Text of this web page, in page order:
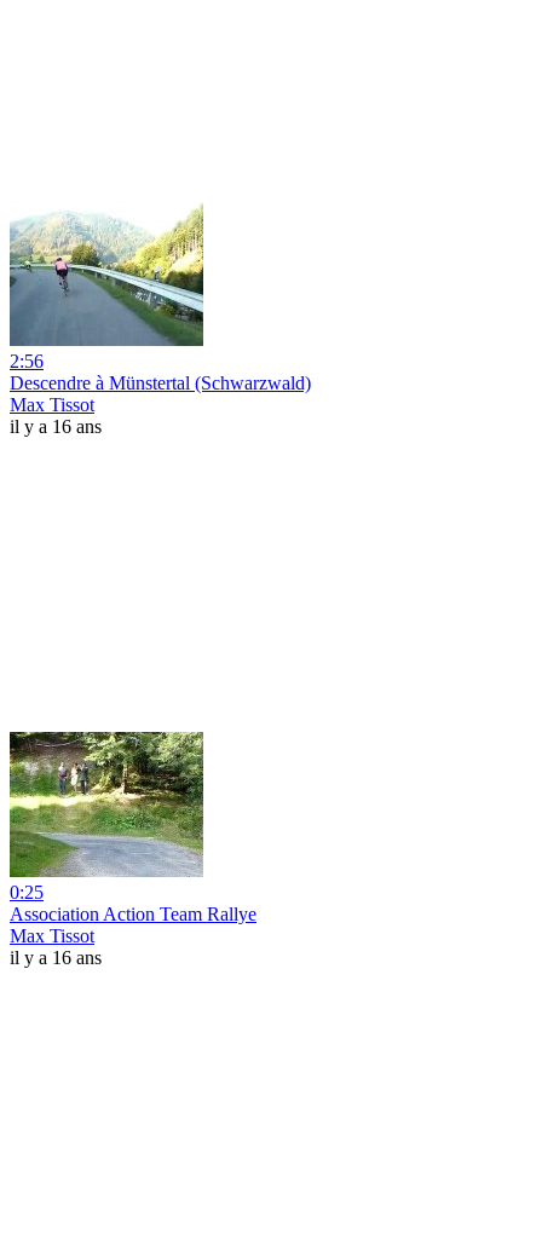
2:56
Descendre à Münstertal (Schwarzwald)
Max Tissot
il y a 16 ans
0:25
Association Action Team Rallye
Max Tissot
il y a 16 ans